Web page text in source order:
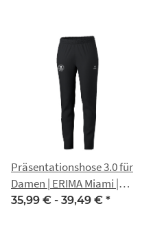
Präsentationshose 3.0 für
Damen | ERIMA Miami |
schwarz | Tauchsportclub
35,99 € - 39,49 € *